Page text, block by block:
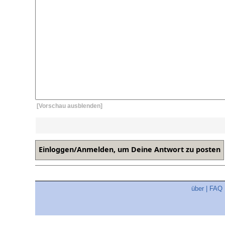
[Vorschau ausblenden]
über FAQ